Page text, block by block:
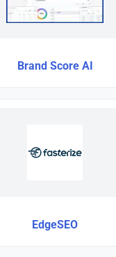
Brand Score AI
EdgeSEO